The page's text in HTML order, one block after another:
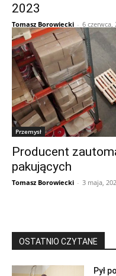
2023
Tomasz Borowiecki - 6 czerwca,
Przemysł
Producent
pakujących
Tomasz Borowiecki - 3 maja,
OSTATNIO CZYTANE
Pył